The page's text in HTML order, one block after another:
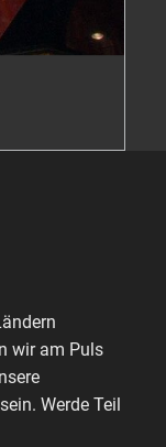
wir am Puls
Werde Teil